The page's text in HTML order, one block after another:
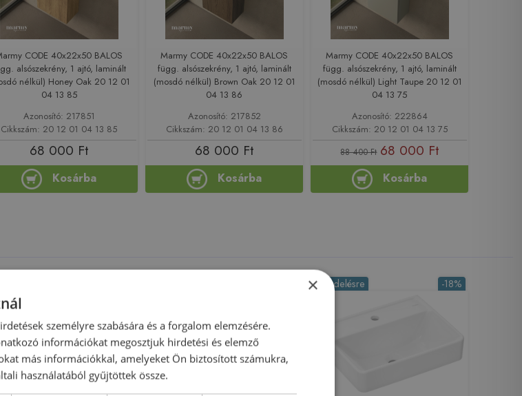
CODE 40x22x50 BALOS
alsószekrény, 1 ajtó, laminált
nélkül) Honey Oak 20 12 01
04 13 85
Azonosító: 217851
Cikkszám: 20 12 01 04 13 85
68 000 Ft
Kosárba
Marmy CODE 40x22x50 BALOS
függ. alsószekrény, 1 ajtó, laminált
(mosdó nélkül) Brown Oak 20 12 01
04 13 86
Azonosító: 217852
Cikkszám: 20 12 01 04 13 86
68 000 Ft
Kosárba
Marmy CODE 40x22x50 BALOS
függ. alsószekrény, 1 ajtó, laminált
(mosdó nélkül) Light Taupe 20 12 01
04 13 75
Azonosító: 222864
Cikkszám: 20 12 01 04 13 75
88 400 Ft 68 000 Ft
Kosárba
-18%
Rendelésre
×
személyre szabására és a forgalom elemzésére.
információkat megosztjuk hirdetési és elemző
más információkkal, amelyeket Ön biztosított számukra,
használatából gyűjtöttek össze.